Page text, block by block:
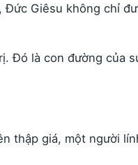
Giêsu không chỉ
Đó là con đường của
thập giá, một người